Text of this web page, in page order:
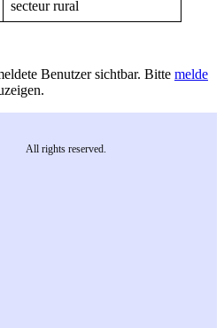
secteur rural
Benutzer sichtbar. Bitte melde
All rights reserved.